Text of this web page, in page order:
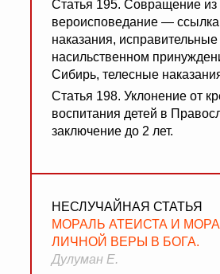
Статья 195. Совращение
вероисповедание —
наказания,
насильственном
Сибирь, телесные
Статья 198. Уклонение от
воспитания детей в
заключение до 2 лет.
НЕСЛУЧАЙНАЯ СТАТЬЯ
МОРАЛЬ АТЕИСТА И
ЛИЧНОЙ ВЕРЫ В БОГА.
Дулуман Е.